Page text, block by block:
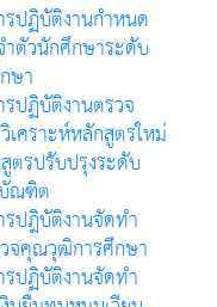
รปฏิบัติงานกำหนด
ำตัวนักศึกษาระดับ
ษา
ปฏิบัติงานตรวจ
เคราะห์หลักสูตรใหม่
ตรปรับปรุงระดับ
ณฑิต
ปฎิบัติงานจัดทำ
จคุณวุฒิการศึกษา
ปฏิบัติงานจัดทำ